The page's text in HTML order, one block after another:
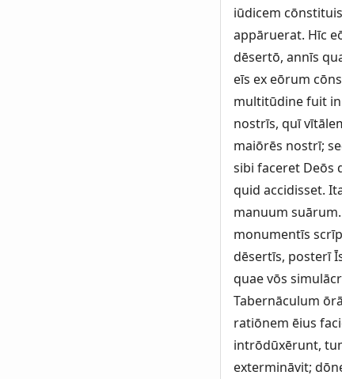
iūdicem
appāruerat. Hīc
dēsertō, annīs
eīs ex eōrum
multitūdine fuit in
nostrīs, quī
maiōrēs nostrī;
sibi faceret Deōs
quid accidisset.
manuum
monumentīs
dēsertīs, posterī
quae vōs
Tabernāculum
ratiōnem ēius
intrōdūxērunt,
extermināvit;